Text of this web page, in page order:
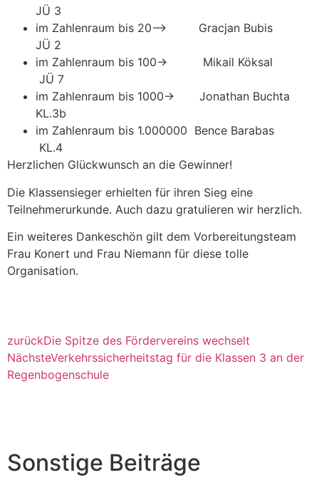
JÜ 3
im Zahlenraum bis 20–> Gracjan Bubis
JÜ 2
im Zahlenraum bis 100-> Mikail Köksal
JÜ 7
im Zahlenraum bis 1000-> Jonathan Buchta
KL.3b
im Zahlenraum bis 1.000000 Bence Barabas
KL.4
Herzlichen Glückwunsch an die Gewinner!
Die Klassensieger erhielten für ihren Sieg eine
Teilnehmerurkunde. Auch dazu gratulieren wir herzlich.
Ein weiteres Dankeschön gilt dem Vorbereitungsteam
Frau Konert und Frau Niemann für diese tolle
Organisation.
zurückDie Spitze des Fördervereins wechselt
NächsteVerkehrssicherheitstag für die Klassen 3 an der
Regenbogenschule
Sonstige Beiträge